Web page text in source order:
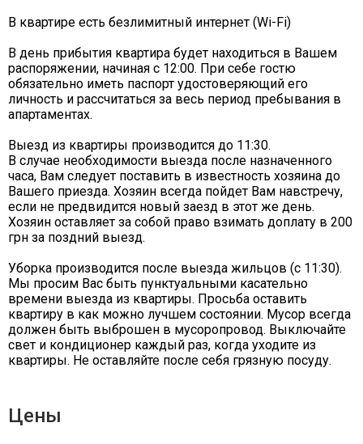
В квартире есть безлимитный интернет (Wi-Fi)
В день прибытия квартира будет находиться в Вашем
распоряжении, начиная с 12:00. При себе гостю
обязательно иметь паспорт удостоверяющий его
личность и рассчитаться за весь период пребывания в
апартаментах.
Выезд из квартиры производится до 11:30.
В случае необходимости выезда после назначенного
часа, Вам следует поставить в известность хозяина до
Вашего приезда. Хозяин всегда пойдет Вам навстречу,
если не предвидится новый заезд в этот же день.
Хозяин оставляет за собой право взимать доплату в 200
грн за поздний выезд.
Уборка производится после выезда жильцов (с 11:30).
Мы просим Вас быть пунктуальными касательно
времени выезда из квартиры. Просьба оставить
квартиру в как можно лучшем состоянии. Мусор всегда
должен быть выброшен в мусоропровод. Выключайте
свет и кондиционер каждый раз, когда уходите из
квартиры. Не оставляйте после себя грязную посуду.
Цены